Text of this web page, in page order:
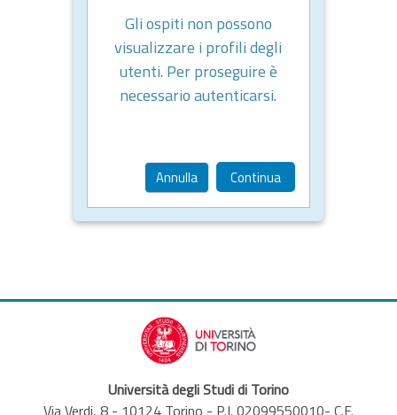
Gli ospiti non possono
visualizzare i profili degli
utenti. Per proseguire è
necessario autenticarsi.
Annulla Continua
Università degli Studi di Torino
Via Verdi, 8 - 10124 Torino - P.I. 02099550010- C.F.